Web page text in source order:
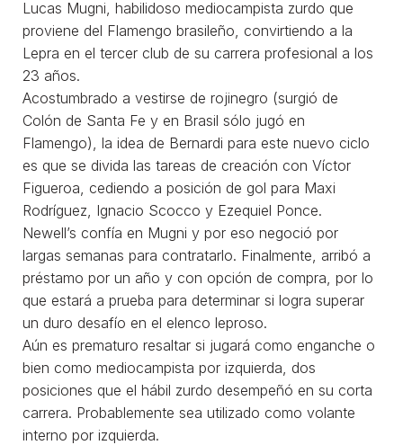
Lucas Mugni, habilidoso mediocampista zurdo que
proviene del Flamengo brasileño, convirtiendo a la
Lepra en el tercer club de su carrera profesional a los
23 años.
Acostumbrado a vestirse de rojinegro (surgió de
Colón de Santa Fe y en Brasil sólo jugó en
Flamengo), la idea de Bernardi para este nuevo ciclo
es que se divida las tareas de creación con Víctor
Figueroa, cediendo a posición de gol para Maxi
Rodríguez, Ignacio Scocco y Ezequiel Ponce.
Newell’s confía en Mugni y por eso negoció por
largas semanas para contratarlo. Finalmente, arribó a
préstamo por un año y con opción de compra, por lo
que estará a prueba para determinar si logra superar
un duro desafío en el elenco leproso.
Aún es prematuro resaltar si jugará como enganche o
bien como mediocampista por izquierda, dos
posiciones que el hábil zurdo desempeñó en su corta
carrera. Probablemente sea utilizado como volante
interno por izquierda.